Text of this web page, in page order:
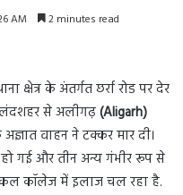
AM 2 minutes read
क्षेत्र के अंतर्गत छर्रा रोड पर देर
से अलीगढ़(Aligarh)
वाहन ने टक्कर मार दी।
गई और तीन अन्य गंभीर रूप से
कॉलेज में इलाज चल रहा है.